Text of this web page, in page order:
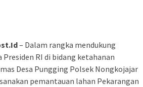
– Dalam rangka mendukung
RI di bidang ketahanan
Desa Pungging Polsek Nongkojajar
pemantauan lahan Pekarangan